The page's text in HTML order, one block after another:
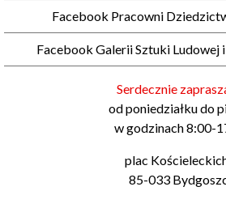
Facebook Pracowni
Facebook Galerii Sztuki Ludowej
Serdecznie
od poniedziałku do
w godzinach 8:00-
plac
85-033